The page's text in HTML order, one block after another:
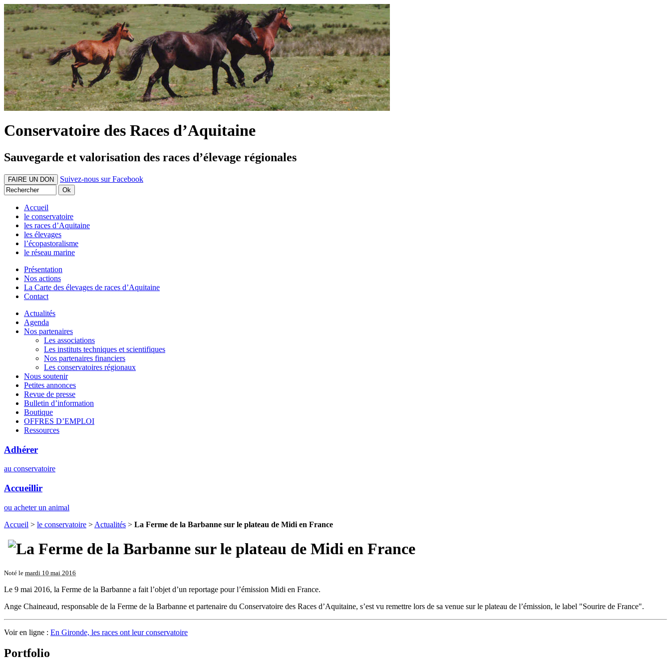
Conservatoire des Races d’Aquitaine
Sauvegarde et valorisation des races d’élevage régionales
FAIRE UN DON Suivez-nous sur Facebook
Accueil
le conservatoire
les races d’Aquitaine
les élevages
l’écopastoralisme
le réseau marine
Présentation
Nos actions
La Carte des élevages de races d’Aquitaine
Contact
Actualités
Agenda
Nos partenaires
Les associations
Les instituts techniques et scientifiques
Nos partenaires financiers
Les conservatoires régionaux
Nous soutenir
Petites annonces
Revue de presse
Bulletin d’information
Boutique
OFFRES D’EMPLOI
Ressources
Adhérer
au conservatoire
Accueillir
ou acheter un animal
Accueil > le conservatoire > Actualités > La Ferme de la Barbanne sur le plateau de Midi en France
Noté le mardi 10 mai 2016
Le 9 mai 2016, la Ferme de la Barbanne a fait l’objet d’un reportage pour l’émission Midi en France.
Ange Chaineaud, responsable de la Ferme de la Barbanne et partenaire du Conservatoire des Races d’Aquitaine, s’est vu remettre lors de sa venue sur le plateau de l’émission, le label "Sourire de France".
Voir en ligne : En Gironde, les races ont leur conservatoire
Portfolio